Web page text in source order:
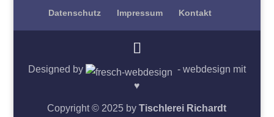
Datenschutz Impressum Kontakt
Designed by
- webdesign mit
♥
Copyright © 2025 byTischlerei Richardt